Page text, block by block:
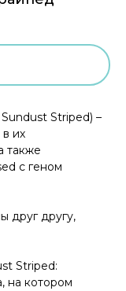
Striped) –
их
также
с геном
друг другу,
Striped:
на котором